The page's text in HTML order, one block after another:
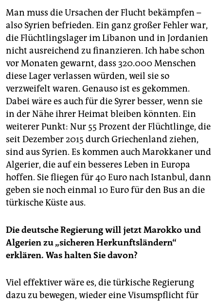
Man muss die Ursachen der Flucht bekämpfen –
also Syrien befrieden. Ein ganz großer Fehler war,
die Flüchtlingslager im Libanon und in Jordanien
nicht ausreichend zu finanzieren. Ich habe schon
vor Monaten gewarnt, dass 320.000 Menschen
diese Lager verlassen würden, weil sie so
verzweifelt waren. Genauso ist es gekommen.
Dabei wäre es auch für die Syrer besser, wenn sie
in der Nähe ihrer Heimat bleiben könnten. Ein
weiterer Punkt: Nur 55 Prozent der Flüchtlinge, die
seit Dezember 2015 durch Griechenland ziehen,
sind aus Syrien. Es kommen auch Marokkaner und
Algerier, die auf ein besseres Leben in Europa
hoffen. Sie fliegen für 40 Euro nach Istanbul, dann
geben sie noch einmal 10 Euro für den Bus an die
türkische Küste aus.
Die deutsche Regierung will jetzt Marokko und
Algerien zu „sicheren Herkunftsländern“
erklären. Was halten Sie davon?
Viel effektiver wäre es, die türkische Regierung
dazu zu bewegen, wieder eine Visumspflicht für